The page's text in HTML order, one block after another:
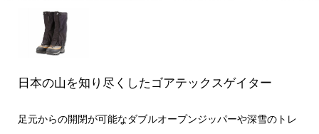
日本の山を知り尽くしたゴアテックスゲイター
足元からの開閉が可能なダブルオープンジッパーや深雪のトレ